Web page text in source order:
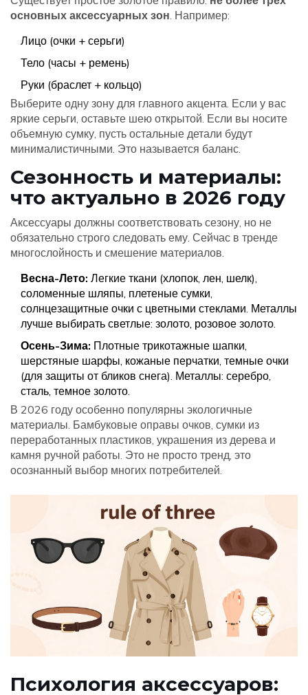
основных аксессуарных зон. Например:
Лицо (очки + серьги)
Тело (часы + ремень)
Руки (браслет + кольцо)
Выберите одну зону для главного акцента. Если у вас
яркие серьги, оставьте шею открытой. Если вы носите
объемную сумку, пусть остальные детали будут
минималистичными. Это называется баланс.
Сезонность и материалы:
что актуально в 2026 году
Аксессуары должны соответствовать сезону, но не
обязательно строго следовать ему. Сейчас в тренде
многослойность и смешение материалов.
Весна-Лето: Легкие ткани (хлопок, лен, шелк),
соломенные шляпы, плетеные сумки,
солнцезащитные очки с цветными стеклами. Металлы
лучше выбирать светлые: золото, розовое золото.
Осень-Зима: Плотные трикотажные шапки,
шерстяные шарфы, кожаные перчатки, темные очки
(для защиты от бликов снега). Металлы: серебро,
сталь, темное золото.
В 2026 году особенно популярны экологичные
материалы. Бамбуковые оправы очков, сумки из
переработанных пластиков, украшения из дерева и
камня ручной работы. Это не просто тренд, это
осознанный выбор многих потребителей.
Психология аксессуаров: